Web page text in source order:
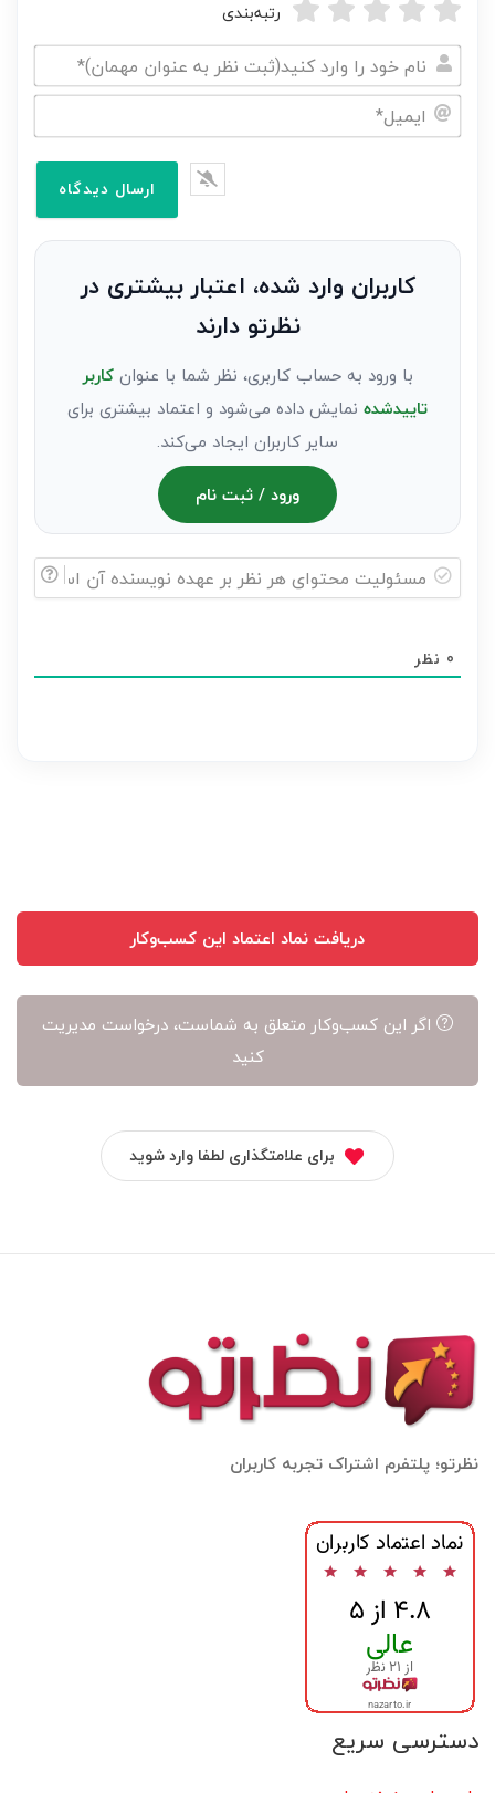
رتبه‌بندی
نام
خود
نظر
کاربران وارد شده، اعتبار بیشتری در
نظرتو دارند
با ورود به حساب کاربری، نظر شما با عنوانکاربر
تاییدشده نمایش داده می‌شود و اعتماد بیشتری برای
سایر کاربران ایجاد می‌کند.
ورود / ثبت نام
هر
0 نظر
دریافت نماد اعتماد این کسب‌وکار
اگر این کسب‌وکار متعلق به شماست، درخواست مدیریت
کنید
برای علامتگذاری لطفا وارد شوید
نظرتو؛ پلتفرم اشتراک تجربه کاربران
دسترسی سریع